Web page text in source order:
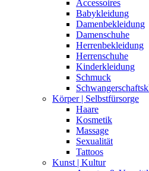
Accessoires
Babykleidung
Damenbekleidung
Damenschuhe
Herrenbekleidung
Herrenschuhe
Kinderkleidung
Schmuck
Körper | Selbstfürsorge
Haare
Kosmetik
Massage
Sexualität
Tattoos
Kunst | Kultur